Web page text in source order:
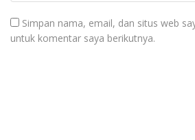
Simpan nama, email, dan situs web
untuk komentar saya berikutnya.